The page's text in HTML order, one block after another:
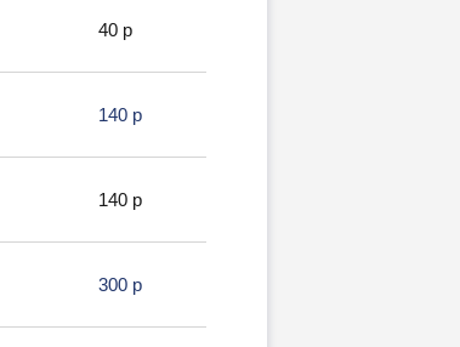
40 р
140 р
140 р
300 р